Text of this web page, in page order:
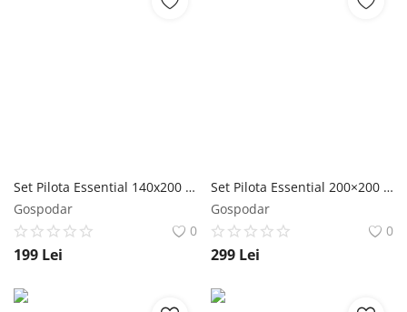
Set Pilota Essential 140x200 + perna classica 50x70
Gospodar
0
199 Lei
Set Pilota Essential 200×200 + 2 perne classice 50×70
Gospodar
0
299 Lei